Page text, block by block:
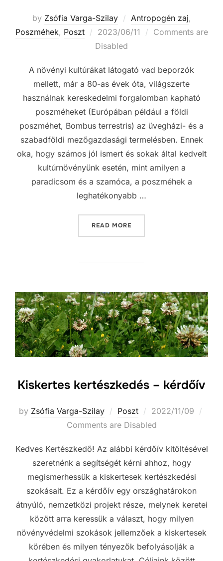
by Zsófia Varga-Szilay Antropogén zaj,
Poszméhek, Poszt
Posted
on
2023/06/11
Comments are
Disabled
A növényi kultúrákat látogató vad beporzók
mellett, már a 80-as évek óta, világszerte
használnak kereskedelmi forgalomban kapható
poszméheket (Európában például a földi
poszméhet, Bombus terrestris) az üvegházi- és a
szabadföldi mezőgazdasági termelésben. Ennek
oka, hogy számos jól ismert és sokak által kedvelt
kultúrnövényünk esetén, mint amilyen a
paradicsom és a szamóca, a poszméhek a
leghatékonyabb …
READ MORE
Kiskertes kertészkedés – kérdőív
by Zsófia Varga-Szilay Poszt
Posted
on
2022/11/09
Comments are Disabled
Kedves Kertészkedő! Az alábbi kérdőív kitöltésével
szeretnénk a segítségét kérni ahhoz, hogy
megismerhessük a kiskertesek kertészkedési
szokásait. Ez a kérdőív egy országhatárokon
átnyúló, nemzetközi projekt része, melynek keretei
között arra keressük a választ, hogy milyen
növényvédelmi szokások jellemzőek a kiskertesek
körében és milyen tényezők befolyásolják a